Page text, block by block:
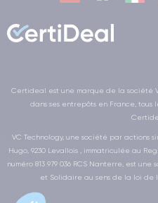
Certideal est une marque de la société
dans ses entrepôts en France, tous
VC Technology, une société par actions
Hugo, 9230 Levallois , immatriculée au
numéro 813 979 036 RCS Nanterre, est
et Solidaire au sens de la loi de